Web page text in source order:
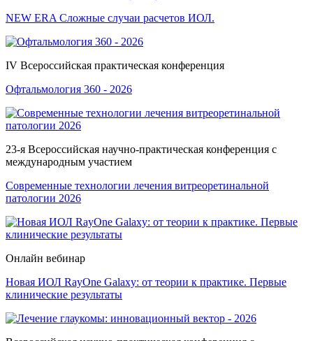
NEW ERA Cложные случаи расчетов ИОЛ.
IV Всероссийская практическая конференция
Офтальмология 360 - 2026
23-я Всероссийская научно-практическая конференция с
международным участием
Современные технологии лечения витреоретинальной
патологии 2026
Онлайн вебинар
Новая ИОЛ RayOne Galaxy: от теории к практике. Первые
клинические результаты